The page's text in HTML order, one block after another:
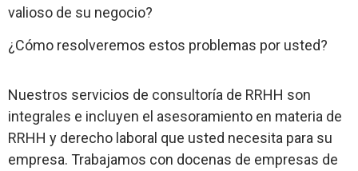
valioso de su negocio?
¿Cómo resolveremos estos problemas por usted?
Nuestros servicios de consultoría de RRHH son
integrales e incluyen el asesoramiento en materia de
RRHH y derecho laboral que usted necesita para su
empresa. Trabajamos con docenas de empresas de